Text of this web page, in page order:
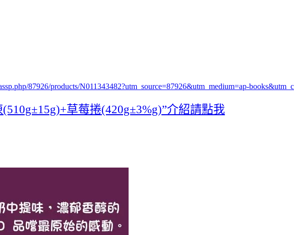
87926/products/N011343482?utm_source=87926&utm_medium=ap-
草莓捲(420g±3%g)”介紹請點我